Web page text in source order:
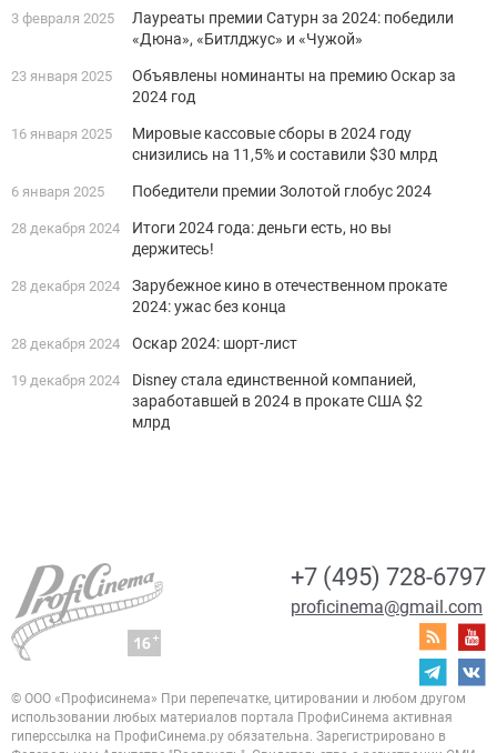
3 февраля 2025
Лауреаты премии Сатурн за 2024: победили
«Дюна», «Битлджус» и «Чужой»
23 января 2025
Объявлены номинанты на премию Оскар за
2024 год
16 января 2025
Мировые кассовые сборы в 2024 году
снизились на 11,5% и составили $30 млрд
6 января 2025 Победители премии Золотой глобус 2024
28 декабря 2024
Итоги 2024 года: деньги есть, но вы
держитесь!
28 декабря 2024
Зарубежное кино в отечественном прокате
2024: ужас без конца
28 декабря 2024 Оскар 2024: шорт-лист
19 декабря 2024
Disney стала единственной компанией,
заработавшей в 2024 в прокате США $2
млрд
+7 (495) 728-6797
proficinema@gmail.com
© ООО «Профисинема» При перепечатке, цитировании и любом другом
использовании любых материалов портала ПрофиСинема активная
гиперссылка на ПрофиСинема.ру обязательна. Зарегистрировано в